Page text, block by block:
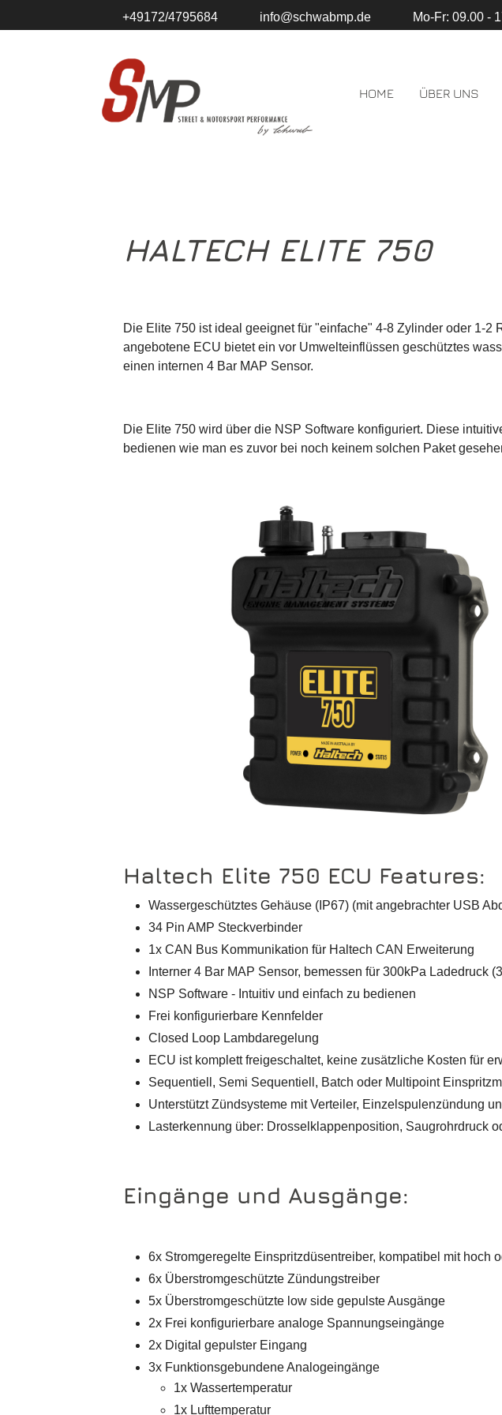
+49172/4795684 info@schwabmp.de Mo-Fr: 09.00 -
HOME ÜBER UNS
HALTECH ELITE 750
Die Elite 750 ist ideal geeignet für "einfache" 4-8 Zylinder oder 1-
angebotene ECU bietet ein vor Umwelteinflüssen geschütztes
einen internen 4 Bar MAP Sensor.
Die Elite 750 wird über die NSP Software konfiguriert. Diese
bedienen wie man es zuvor bei noch keinem solchen Paket
Haltech Elite 750 ECU Features:
Wassergeschütztes Gehäuse (IP67) (mit angebrachter USB
34 Pin AMP Steckverbinder
1x CAN Bus Kommunikation für Haltech CAN Erweiterung
Interner 4 Bar MAP Sensor, bemessen für 300kPa Ladedruck
NSP Software - Intuitiv und einfach zu bedienen
Frei konfigurierbare Kennfelder
Closed Loop Lambdaregelung
ECU ist komplett freigeschaltet, keine zusätzliche Kosten für
Sequentiell, Semi Sequentiell, Batch oder Multipoint
Unterstützt Zündsysteme mit Verteiler, Einzelspulenzündung
Lasterkennung über: Drosselklappenposition, Saugrohrdruck
Eingänge und Ausgänge:
6x Stromgeregelte Einspritzdüsentreiber, kompatibel mit hoch
6x Überstromgeschützte Zündungstreiber
5x Überstromgeschützte low side gepulste Ausgänge
2x Frei konfigurierbare analoge Spannungseingänge
2x Digital gepulster Eingang
3x Funktionsgebundene Analogeingänge
1x Wassertemperatur
1x Lufttemperatur